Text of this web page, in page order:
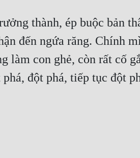
thành, ép buộc bản
đến ngứa răng. Chính
làm con ghẻ, còn rất cố
đột phá, tiếp tục đột